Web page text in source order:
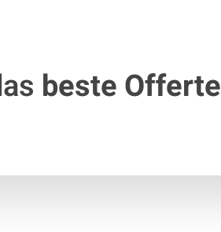
beste Offerte